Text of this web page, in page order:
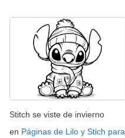
Stitch se viste de invierno
en Páginas de Lilo y Stich para